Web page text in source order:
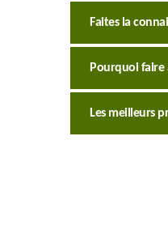
Faites la
Pourquoi faire
Les meilleurs